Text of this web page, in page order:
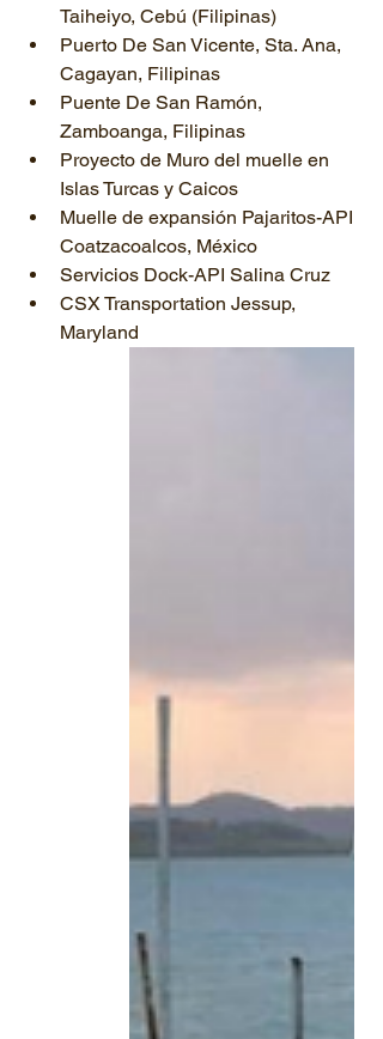
Taiheiyo, Cebú (Filipinas)
Puerto De San Vicente, Sta. Ana,
Cagayan, Filipinas
Puente De San Ramón,
Zamboanga, Filipinas
Proyecto de Muro del muelle en
Islas Turcas y Caicos
Muelle de expansión Pajaritos-API
Coatzacoalcos, México
Servicios Dock-API Salina Cruz
CSX Transportation Jessup,
Maryland